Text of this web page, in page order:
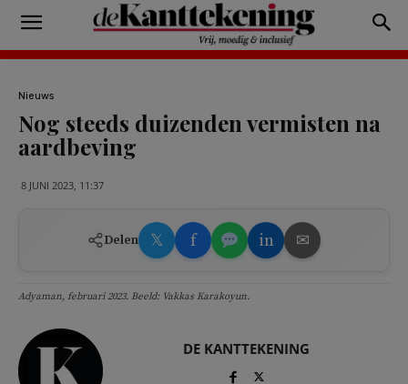
Nieuws
Nog steeds duizenden vermisten na
aardbeving
8 JUNI 2023, 11:37
Delen 𝕏 f in ✉
Adyaman, februari 2023. Beeld: Vakkas Karakoyun.
DE KANTTEKENING